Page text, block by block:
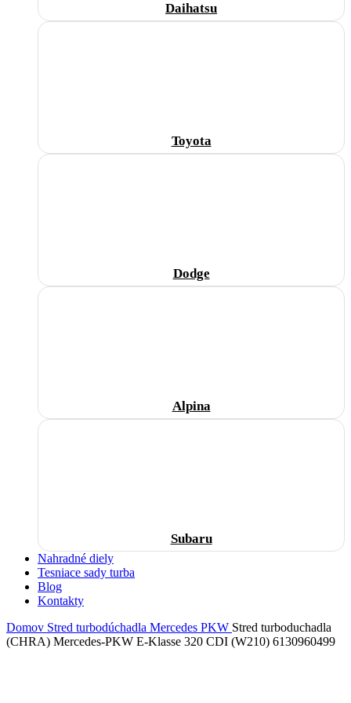
Daihatsu
Toyota
Dodge
Alpina
Subaru
Nahradné diely
Tesniace sady turba
Blog
Kontakty
Domov Stred turbodúchadla Mercedes PKW Stred turboduchadla
(CHRA) Mercedes-PKW E-Klasse 320 CDI (W210) 6130960499